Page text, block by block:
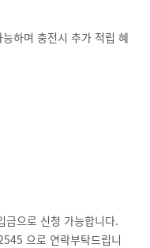
하며 충전시 추가 적립 혜
금으로 신청 가능합니다.
으로 연락부탁드립니